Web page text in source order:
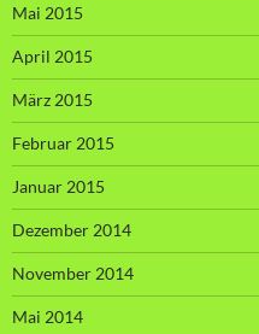
Mai 2015
April 2015
März 2015
Februar 2015
Januar 2015
Dezember 2014
November 2014
Mai 2014